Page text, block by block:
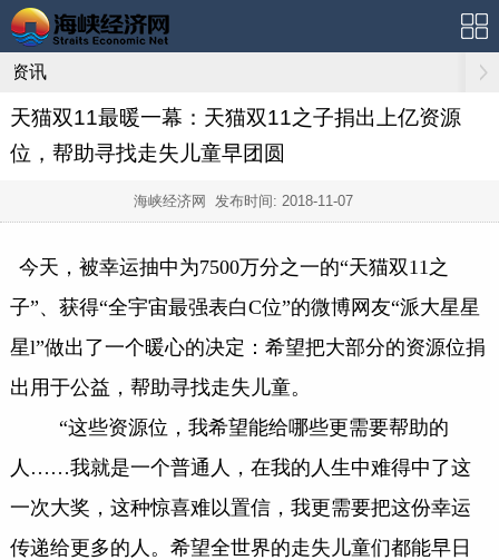
资讯
天猫双11最暖一幕：天猫双11之子捐出上亿资源
位，帮助寻找走失儿童早团圆
海峡经济网 发布时间: 2018-11-07
今天，被幸运抽中为7500万分之一的“天猫双11之
子”、获得“全宇宙最强表白C位”的微博网友“派大星星
星l”做出了一个暖心的决定：希望把大部分的资源位捐
出用于公益，帮助寻找走失儿童。
“这些资源位，我希望能给哪些更需要帮助的
人……我就是一个普通人，在我的人生中难得中了这
一次大奖，这种惊喜难以置信，我更需要把这份幸运
传递给更多的人。希望全世界的走失儿童们都能早日